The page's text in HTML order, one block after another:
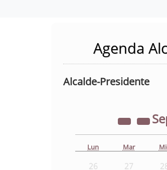
Agenda
Alcalde-Presidente
Lun Mar
26 27